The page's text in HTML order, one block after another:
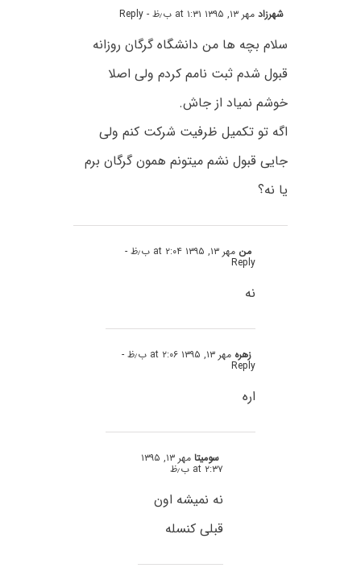
شهرزادمهر ۱۳, ۱۳۹۵ at ۱:۳۱ ب٫ظ - Reply
سلام بچه ها من دانشگاه گرگان روزانه
قبول شدم ثبت نامم کردم ولى اصلا
خوشم نمیاد از جاش.
اگه تو تکمیل ظرفیت شرکت کنم ولى
جایى قبول نشم میتونم همون گرگان برم
یا نه؟
من مهر ۱۳, ۱۳۹۵ at ۲:۰۴ ب٫ظ -
Reply
نه
زهره مهر ۱۳, ۱۳۹۵ at ۲:۰۶ ب٫ظ -
Reply
اره
سومیتا مهر ۱۳, ۱۳۹۵
at ۲:۳۷ ب٫ظ
نه نمیشه اون
قبلی کنسله